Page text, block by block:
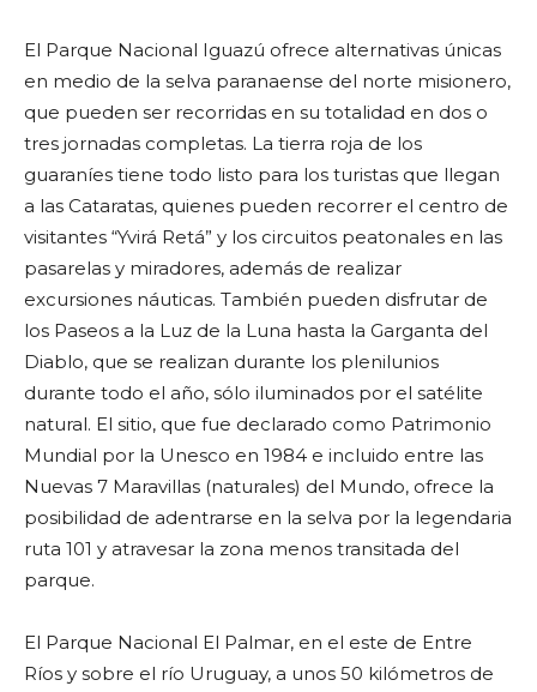
El Parque Nacional Iguazú ofrece alternativas únicas
en medio de la selva paranaense del norte misionero,
que pueden ser recorridas en su totalidad en dos o
tres jornadas completas. La tierra roja de los
guaraníes tiene todo listo para los turistas que llegan
a las Cataratas, quienes pueden recorrer el centro de
visitantes “Yvirá Retá” y los circuitos peatonales en las
pasarelas y miradores, además de realizar
excursiones náuticas. También pueden disfrutar de
los Paseos a la Luz de la Luna hasta la Garganta del
Diablo, que se realizan durante los plenilunios
durante todo el año, sólo iluminados por el satélite
natural. El sitio, que fue declarado como Patrimonio
Mundial por la Unesco en 1984 e incluido entre las
Nuevas 7 Maravillas (naturales) del Mundo, ofrece la
posibilidad de adentrarse en la selva por la legendaria
ruta 101 y atravesar la zona menos transitada del
parque.
El Parque Nacional El Palmar, en el este de Entre
Ríos y sobre el río Uruguay, a unos 50 kilómetros de